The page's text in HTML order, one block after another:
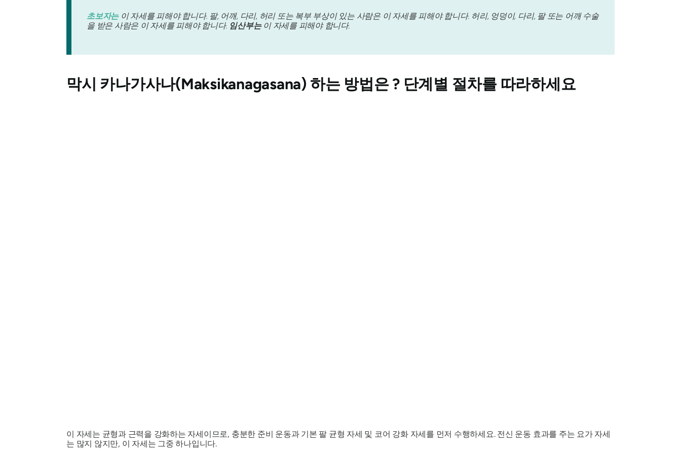
초보자는이 자세를 피해야 합니다. 팔, 어깨, 다리, 허리 또는 복부 부상이 있는 사람은 이 자세를 피해야 합니다. 허리, 엉덩이, 다리, 팔 또는 어깨 수술
을 받은 사람은 이 자세를 피해야 합니다. 임산부는이 자세를 피해야 합니다.
막시 카나가사나(Maksikanagasana) 하는 방법은 ? 단계별 절차를 따라하세요
이 자세는 균형과 근력을 강화하는 자세이므로, 충분한 준비 운동과 기본 팔 균형 자세 및 코어 강화 자세를 먼저 수행하세요. 전신 운동 효과를 주는 요가 자세
는 많지 않지만, 이 자세는 그중 하나입니다.